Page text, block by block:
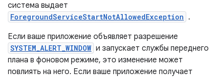
система выдает
ForegroundServiceStartNotAllowedException .
Если ваше приложение объявляет разрешение
SYSTEM_ALERT_WINDOW и запускает службы переднего
плана в фоновом режиме, это изменение может
повлиять на него. Если ваше приложение получает